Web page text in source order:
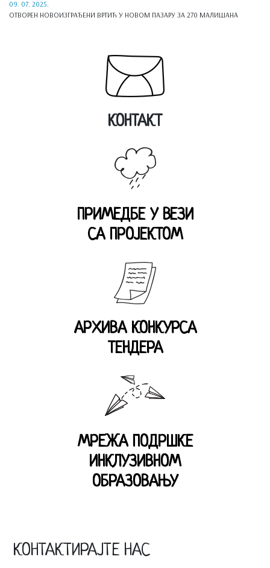
09. 07. 2025.
OТВОРЕН НОВОИЗГРАЂЕНИ ВРТИЋ У НОВОМ ПАЗАРУ ЗА 270 МАЛИШАНА
КОНТАКТ
ПРИМЕДБЕ У ВЕЗИ
СА ПРОЈЕКТОМ
АРХИВА КОНКУРСА
ТЕНДЕРА
МРЕЖА ПОДРШКЕ
ИНКЛУЗИВНОМ
ОБРАЗОВАЊУ
КОНТАКТИРАЈТЕ НАС